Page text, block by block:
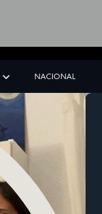
NACIONAL